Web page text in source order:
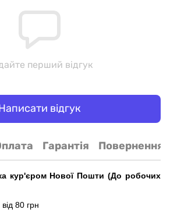
перший відгук
відгук
Гарантія Повернення
кур'єром Нової Пошти(До робочих
80 грн